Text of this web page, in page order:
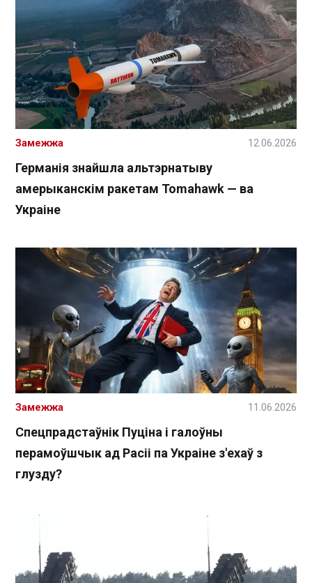
Германія знайшла альтэрнатыву
амерыканскім ракетам Tomahawk — ва
Украіне
Замежжа 12.06.2026
Спецпрадстаўнік Пуціна і галоўны
перамоўшчык ад Расіі па Украіне з'ехаў з
глузду?
Замежжа 11.06.2026